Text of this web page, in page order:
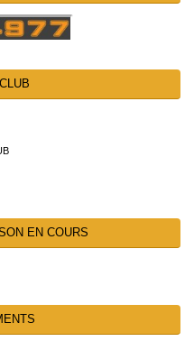
EN COURS